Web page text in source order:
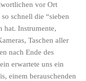
vor Ort
schnell die “sieben
hat. Instrumente,
Taschen aller
nach Ende des
erwartete uns ein
einem berauschenden